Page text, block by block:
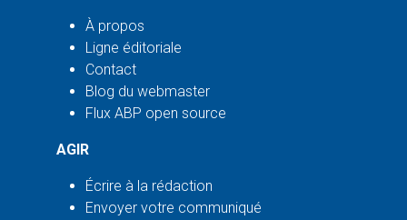
À propos
Ligne éditoriale
Contact
Blog du webmaster
Flux ABP open source
AGIR
Écrire à la rédaction
Envoyer votre communiqué